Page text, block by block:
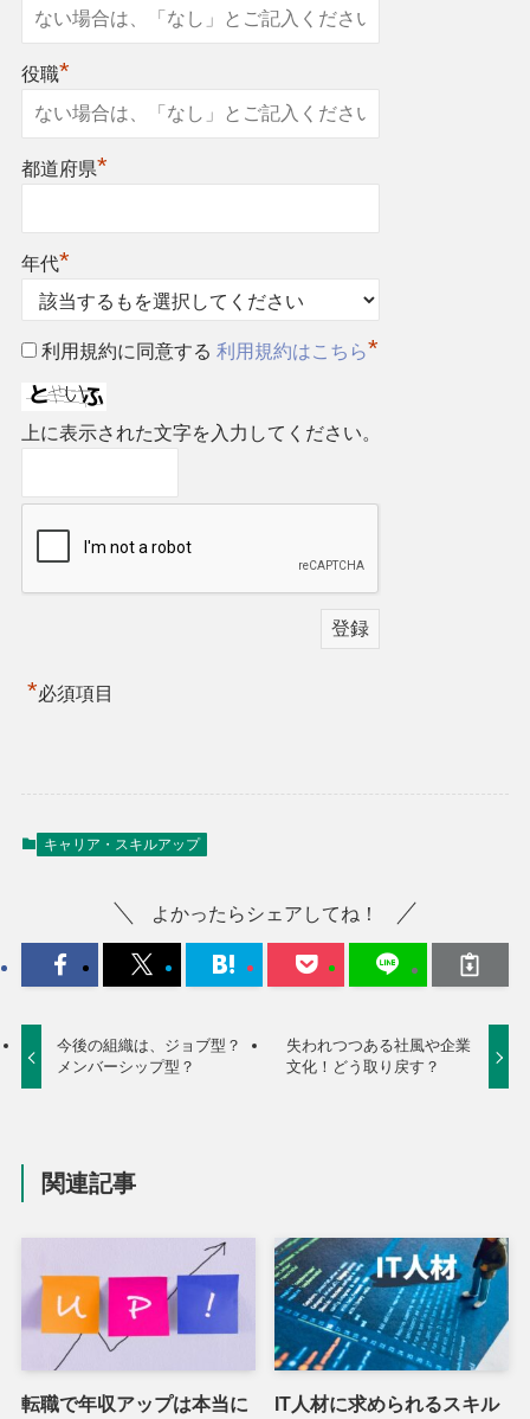
役職*
都道府県*
年代*
利用規約に同意する 利用規約はこちら*
上に表示された文字を入力してください。
*必須項目
キャリア・スキルアップ
よかったらシェアしてね！
今後の組織は、ジョブ型？
メンバーシップ型？
失われつつある社風や企業
文化！どう取り戻す？
関連記事
転職で年収アップは本当に
IT人材に求められるスキル